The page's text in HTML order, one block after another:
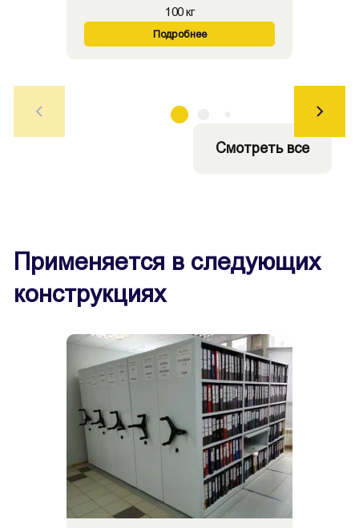
100 кг
Подробнее
Смотреть все
Применяется в следующих
конструкциях